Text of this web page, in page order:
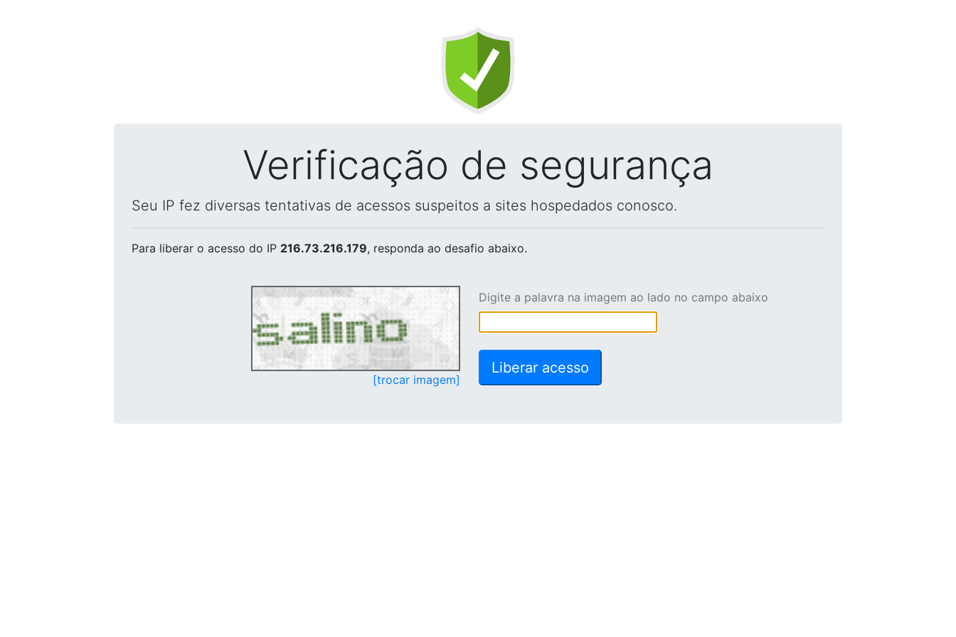
Verificação de segurança
Seu IP fez diversas tentativas de acessos suspeitos a sites hospedados conosco.
Para liberar o acesso do IP 216.73.216.179, responda ao desafio abaixo.
[trocar imagem]
Digite a palavra na imagem ao lado no campo abaixo